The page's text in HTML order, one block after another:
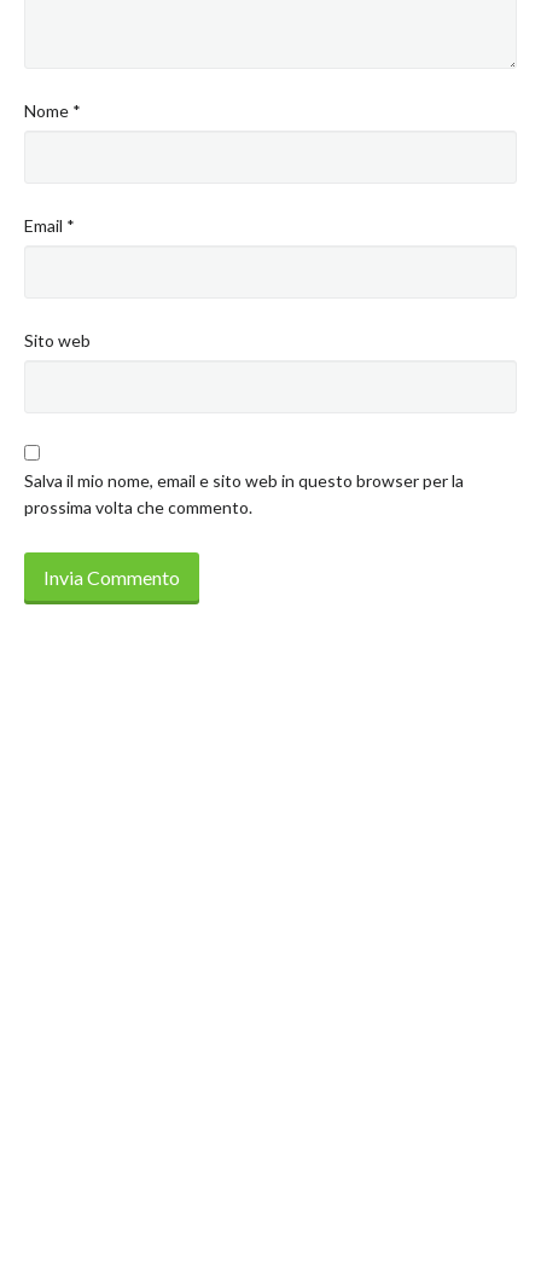
Nome *
Email *
Sito web
Salva il mio nome, email e sito web in questo browser per la
prossima volta che commento.